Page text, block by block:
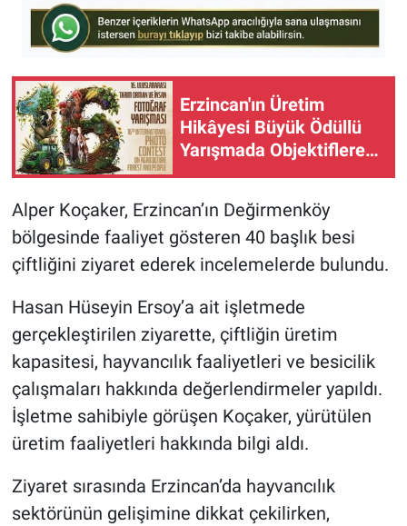
Erzincan'ın Üretim
Hikâyesi Büyük Ödüllü
Yarışmada Objektiflere
Yansıyor
Alper Koçaker, Erzincan’ın Değirmenköy
bölgesinde faaliyet gösteren 40 başlık besi
çiftliğini ziyaret ederek incelemelerde bulundu.
Hasan Hüseyin Ersoy’a ait işletmede
gerçekleştirilen ziyarette, çiftliğin üretim
kapasitesi, hayvancılık faaliyetleri ve besicilik
çalışmaları hakkında değerlendirmeler yapıldı.
İşletme sahibiyle görüşen Koçaker, yürütülen
üretim faaliyetleri hakkında bilgi aldı.
Ziyaret sırasında Erzincan’da hayvancılık
sektörünün gelişimine dikkat çekilirken,